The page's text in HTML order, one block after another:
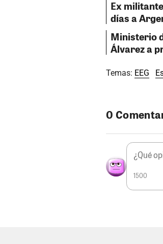
Ex
días a
Ministerio
Álvarez a
Temas: EEG
0
1500